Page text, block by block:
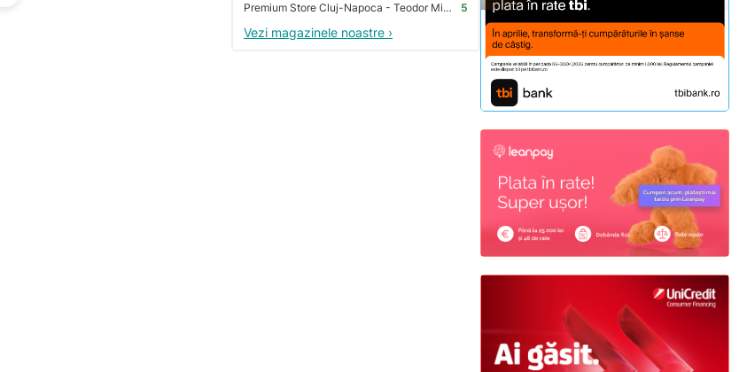
Premium Store Cluj-Napoca - Teodor Mihali 5
Vezi magazinele noastre ›